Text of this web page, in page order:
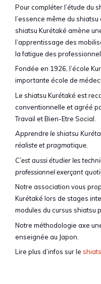
Pour compléter l’étude du
l’essence même du
shiatsu Kurétaké amène
l’apprentissage des
la fatigue des
Fondée en 1926, l’école
importante école de
Le shiatsu Kurétaké est
conventionnelle et agréé
Travail et Bien-Etre Social.
Apprendre le shiatsu
réaliste et pragmatique.
C’est aussi étudier les
professionnel exerçant
Notre association vous
Kurétaké lors de stages
modules du cursus shiatsu
Notre méthodologie axe
enseignée au Japon.
Lire plus d’infos sur le